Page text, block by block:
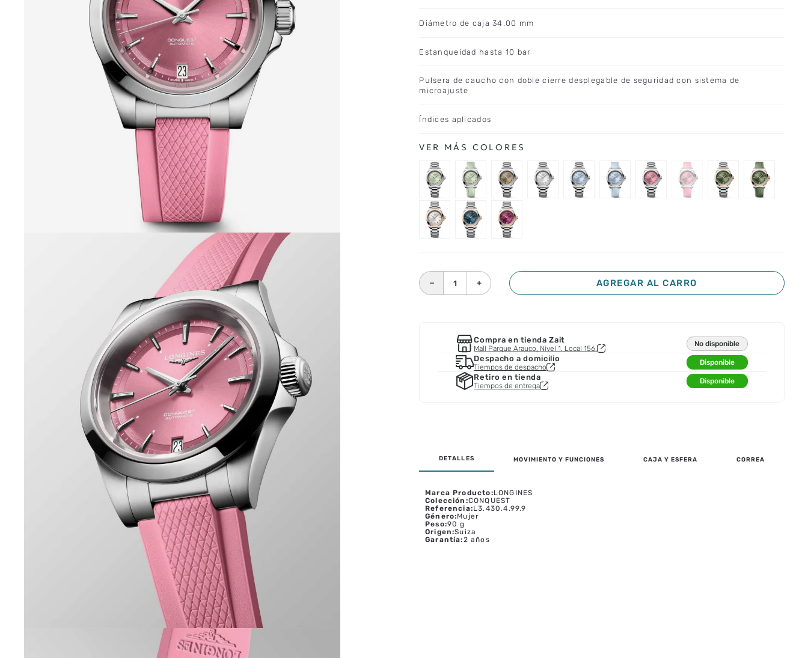
Diámetro de caja 34.00 mm
Estanqueidad hasta 10 bar
Pulsera de caucho con doble cierre desplegable de seguridad con sistema de
microajuste
Índices aplicados
＋
－ AGREGAR AL CARRO
Compra en tienda Zait
Mall Parque Arauco, Nivel 1. Local 156.
No disponible
Despacho a domicilio
Tiempos de despacho
Disponible
Retiro en tienda
Tiempos de entrega
Disponible
MOVIMIENTO Y FUNCIONES CAJA Y ESFERA CORREA
Marca Producto:LONGINES
Colección :CONQUEST
Referencia:L3.430.4.99.9
Género:Mujer
Peso:90 g
Origen:Suiza
Garantía:2 años